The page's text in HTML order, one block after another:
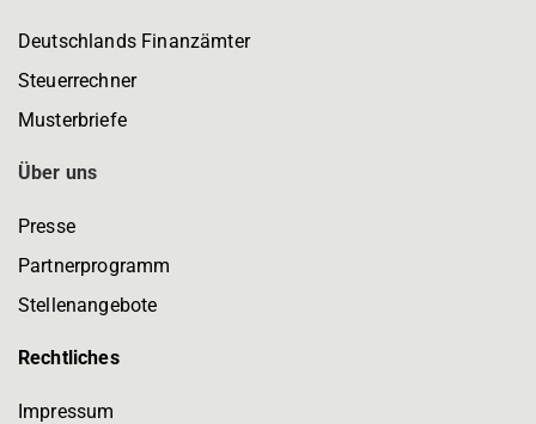
Deutschlands Finanzämter
Steuerrechner
Musterbriefe
Über uns
Presse
Partnerprogramm
Stellenangebote
Rechtliches
Impressum